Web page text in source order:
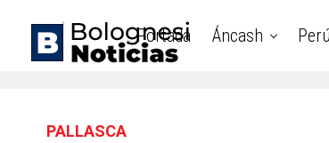
Portada Áncash Perú
PALLASCA